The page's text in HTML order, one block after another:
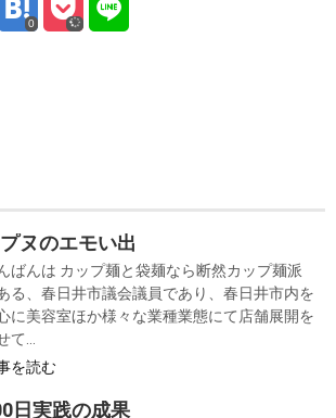
0
ヌのエモい出
ばんは カップ麺と袋麺なら断然カップ麺派
る、春日井市議会議員であり、春日井市内を
に美容室ほか様々な業種業態にて店舗展開を
て...
を読む
日実践の成果